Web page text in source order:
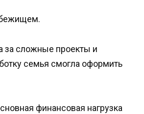
за сложные проекты и
семья смогла оформить
финансовая нагрузка